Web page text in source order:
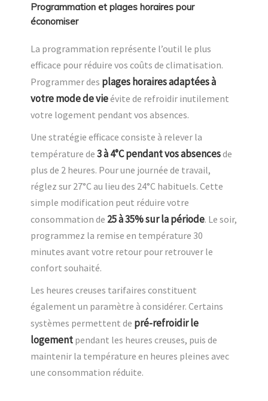
Programmation et plages horaires pour
économiser
La programmation représente l’outil le plus
efficace pour réduire vos coûts de climatisation.
Programmer des plages horaires adaptées à
votre mode de vieévite de refroidir inutilement
votre logement pendant vos absences.
Une stratégie efficace consiste à relever la
température de 3 à 4°C pendant vos absencesde
plus de 2 heures. Pour une journée de travail,
réglez sur 27°C au lieu des 24°C habituels. Cette
simple modification peut réduire votre
consommation de 25 à 35% sur la période. Le soir,
programmez la remise en température 30
minutes avant votre retour pour retrouver le
confort souhaité.
Les heures creuses tarifaires constituent
également un paramètre à considérer. Certains
systèmes permettent de pré-refroidir le
logement pendant les heures creuses, puis de
maintenir la température en heures pleines avec
une consommation réduite.